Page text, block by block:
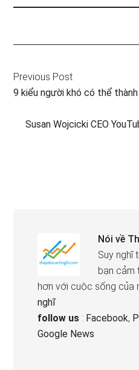
Previous Post
9 kiểu người khó có thể
Susan Wojcicki CEO
Nói về
Suy nghĩ
bạn cảm
hơn với cuộc sống của
nghĩ
follow us : Facebook,
Google News